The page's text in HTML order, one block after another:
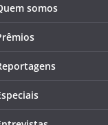
somos